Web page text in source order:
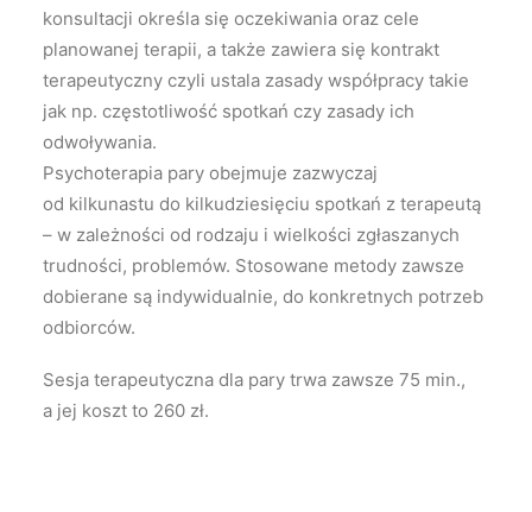
konsultacji określa się oczekiwania oraz cele
planowanej terapii, a także zawiera się kontrakt
terapeutyczny czyli ustala zasady współpracy takie
jak np. częstotliwość spotkań czy zasady ich
odwoływania.
Psychoterapia pary obejmuje zazwyczaj
od kilkunastu do kilkudziesięciu spotkań z terapeutą
– w zależności od rodzaju i wielkości zgłaszanych
trudności, problemów. Stosowane metody zawsze
dobierane są indywidualnie, do konkretnych potrzeb
odbiorców.
Sesja terapeutyczna dla pary trwa zawsze 75 min.,
a jej koszt to 260 zł.